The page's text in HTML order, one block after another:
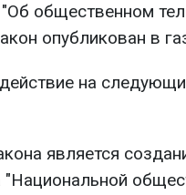
общественном
опубликован в
на
является
"Национальной